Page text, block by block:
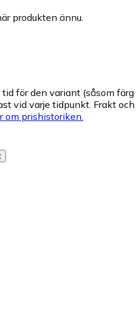
produkten ännu.
för den variant (såsom färg
vid varje tidpunkt. Frakt och
om prishistoriken.